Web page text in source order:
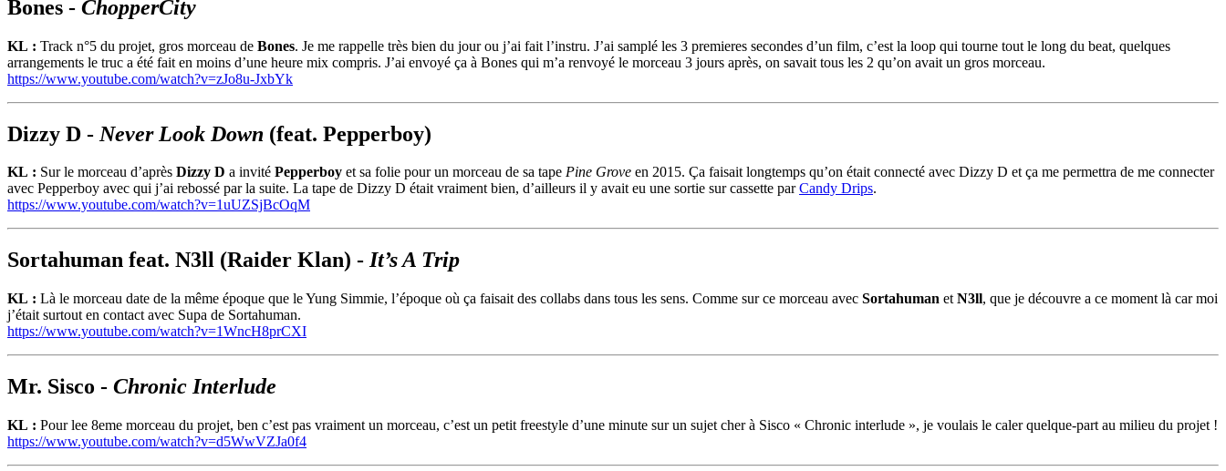
Bones - ChopperCity
KL : Track n°5 du projet, gros morceau de Bones. Je me rappelle très bien du jour ou j’ai fait l’instru. J’ai samplé les 3 premieres secondes d’un film, c’est la loop qui tourne tout le long du beat, quelques
arrangements le truc a été fait en moins d’une heure mix compris. J’ai envoyé ça à Bones qui m’a renvoyé le morceau 3 jours après, on savait tous les 2 qu’on avait un gros morceau.
https://www.youtube.com/watch?v=zJo8u-JxbYk
Dizzy D - Never Look Down (feat. Pepperboy)
KL : Sur le morceau d’après Dizzy D a invité Pepperboy et sa folie pour un morceau de sa tape Pine Grove en 2015. Ça faisait longtemps qu’on était connecté avec Dizzy D et ça me permettra de me connecter
avec Pepperboy avec qui j’ai rebossé par la suite. La tape de Dizzy D était vraiment bien, d’ailleurs il y avait eu une sortie sur cassette parCandy Drips.
https://www.youtube.com/watch?v=1uUZSjBcOqM
Sortahuman feat. N3ll (Raider Klan) -It’s A Trip
KL : Là le morceau date de la même époque que le Yung Simmie, l’époque où ça faisait des collabs dans tous les sens. Comme sur ce morceau avec Sortahuman et N3ll, que je découvre a ce moment là car moi
j’était surtout en contact avec Supa de Sortahuman.
https://www.youtube.com/watch?v=1WncH8prCXI
Mr. Sisco - Chronic Interlude
KL : Pour lee 8eme morceau du projet, ben c’est pas vraiment un morceau, c’est un petit freestyle d’une minute sur un sujet cher à Sisco « Chronic interlude », je voulais le caler quelque-part au milieu du projet !
https://www.youtube.com/watch?v=d5WwVZJa0f4